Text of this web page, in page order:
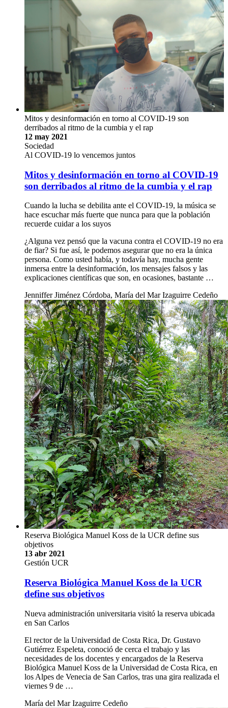
Mitos y desinformación en torno al COVID-19 son
derribados al ritmo de la cumbia y el rap
12 may 2021
Sociedad
Al COVID-19 lo vencemos juntos
Mitos y desinformación en torno al COVID-19
son derribados al ritmo de la cumbia y el rap
Cuando la lucha se debilita ante el COVID-19, la música se
hace escuchar más fuerte que nunca para que la población
recuerde cuidar a los suyos
¿Alguna vez pensó que la vacuna contra el COVID-19 no era
de fiar? Si fue así, le podemos asegurar que no era la única
persona. Como usted había, y todavía hay, mucha gente
inmersa entre la desinformación, los mensajes falsos y las
explicaciones científicas que son, en ocasiones, bastante …
Jenniffer Jiménez Córdoba, María del Mar Izaguirre Cedeño
Reserva Biológica Manuel Koss de la UCR define sus
objetivos
13 abr 2021
Gestión UCR
Reserva Biológica Manuel Koss de la UCR
define sus objetivos
Nueva administración universitaria visitó la reserva ubicada
en San Carlos
El rector de la Universidad de Costa Rica, Dr. Gustavo
Gutiérrez Espeleta, conoció de cerca el trabajo y las
necesidades de los docentes y encargados de la Reserva
Biológica Manuel Koss de la Universidad de Costa Rica, en
los Alpes de Venecia de San Carlos, tras una gira realizada el
viernes 9 de …
María del Mar Izaguirre Cedeño